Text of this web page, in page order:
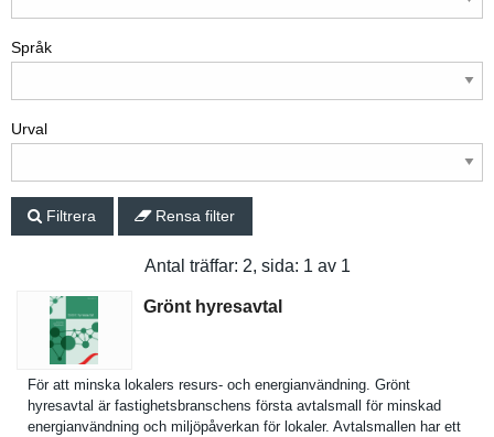
Språk
Urval
Filtrera Rensa filter
Antal träffar: 2, sida: 1 av 1
Grönt hyresavtal
För att minska lokalers resurs- och energianvä­ndning. Grönt
hyresavtal är fastighets­branschens första avtalsmall för minskad
energianvä­ndning och miljöpåver­kan för lokaler. Avtalsmall­en har ett